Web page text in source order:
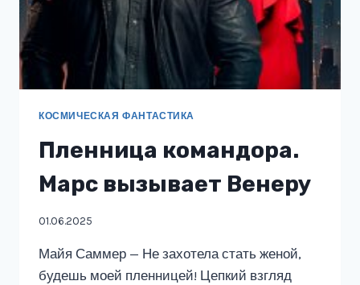
КОСМИЧЕСКАЯ ФАНТАСТИКА
Пленница командора.
Марс вызывает Венеру
01.06.2025
Майя Саммер — Не захотела стать женой,
будешь моей пленницей! Цепкий взгляд